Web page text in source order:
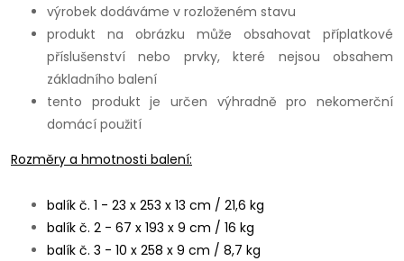
výrobek dodáváme v rozloženém stavu
produkt na obrázku může obsahovat příplatkové
příslušenství nebo prvky, které nejsou obsahem
základního balení
tento produkt je určen výhradně pro nekomerční
domácí použití
Rozměry a hmotnosti balení:
balík č. 1 - 23 x 253 x 13 cm / 21,6 kg
balík č. 2 - 67 x 193 x 9 cm / 16 kg
balík č. 3 - 10 x 258 x 9 cm / 8,7 kg